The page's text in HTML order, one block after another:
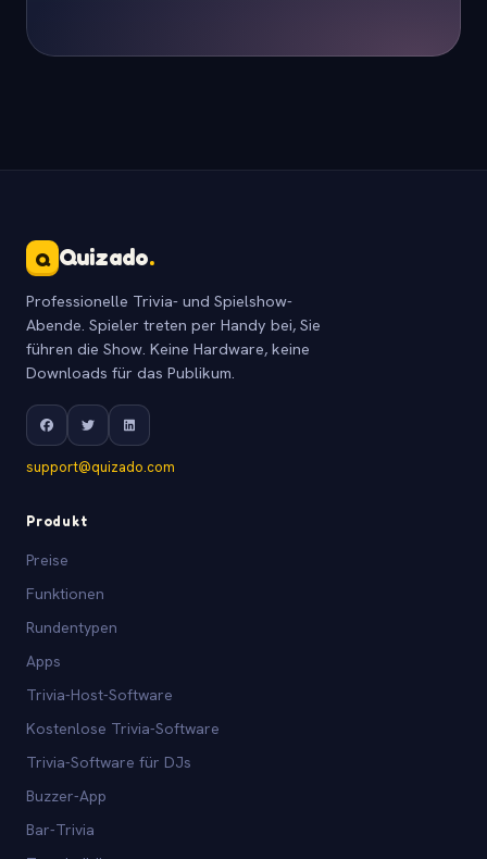
Q Quizado.
Professionelle Trivia- und Spielshow-
Abende. Spieler treten per Handy bei, Sie
führen die Show. Keine Hardware, keine
Downloads für das Publikum.
support@quizado.com
Produkt
Preise
Funktionen
Rundentypen
Apps
Trivia-Host-Software
Kostenlose Trivia-Software
Trivia-Software für DJs
Buzzer-App
Bar-Trivia